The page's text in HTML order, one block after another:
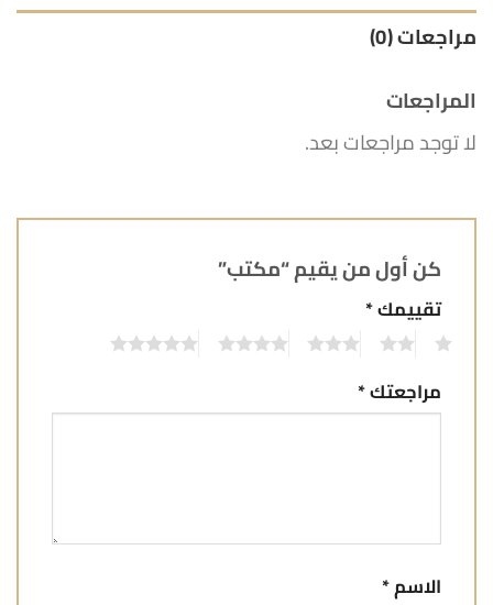
مراجعات (0)
المراجعات
لا توجد مراجعات بعد.
كن أول من يقيم “مكتب”
تقييمك*
مراجعتك*
الاسم*